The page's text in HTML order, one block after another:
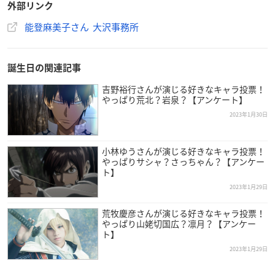
外部リンク
能登麻美子さん 大沢事務所
誕生日の関連記事
吉野裕行さんが演じる好きなキャラ投票！
やっぱり荒北？岩泉？【アンケート】
2023年1月30日
小林ゆうさんが演じる好きなキャラ投票！
やっぱりサシャ？さっちゃん？【アンケー
ト】
2023年1月29日
荒牧慶彦さんが演じる好きなキャラ投票！
やっぱり山姥切国広？凛月？【アンケー
ト】
2023年1月29日